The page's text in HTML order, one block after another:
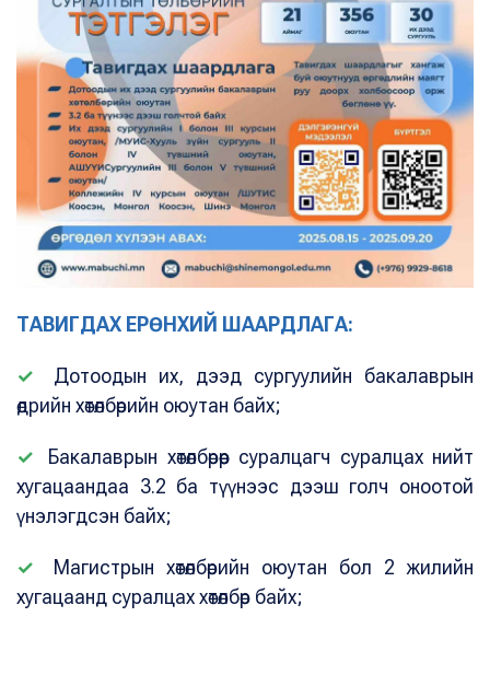
ТАВИГДАХ ЕРӨНХИЙ ШААРДЛАГА:
✓
Дотоодын их, дээд сургуулийн бакалаврын
өдрийн хөтөлбөрийн оюутан байх;
✓
Бакалаврын хөтөлбөрөөр суралцагч суралцах нийт
хугацаандаа 3.2 ба түүнээс дээш голч оноотой
үнэлэгдсэн байх;
✓ Магистрын хөтөлбөрийн оюутан бол 2 жилийн
хугацаанд суралцах хөтөлбөр байх;